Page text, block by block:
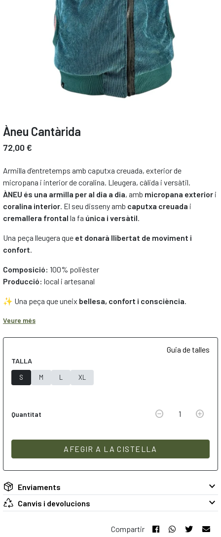
Àneu Cantàrida
72,00 €
Armilla d’entretemps amb caputxa creuada, exterior de
micropana i interior de coralina. Lleugera, càlida i versàtil.
ÀNEU és una armilla per al dia a dia, amb micropana exterior i
coralina interior. El seu disseny amb caputxa creuada i
cremallera frontal la fa única i versàtil.
Una peça lleugera que et donarà llibertat de moviment i
confort.
Composició: 100% polièster
Producció: local i artesanal
✨ Una peça que uneix bellesa, confort i consciència.
gratuït.
(per comandes menors, cost fix de 6,50 €) ·
🔁Canvis senzills
Veure més
Guia de talles
TALLA
S M L XL
Quantitat remove_circle 1 add_circle
AFEGIR A LA CISTELLA
Enviaments keyboard_arrow_down
Canvis i devolucions keyboard_arrow_down
Compartir